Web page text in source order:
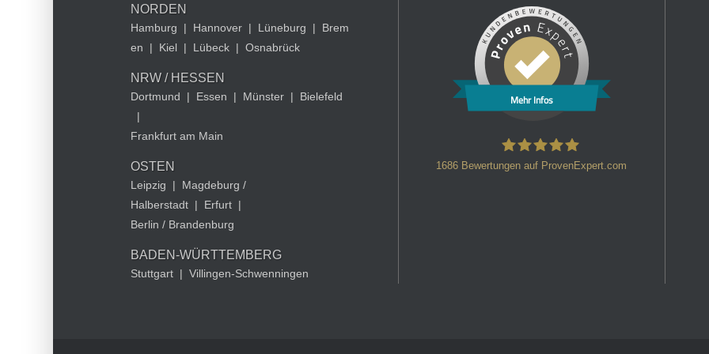
NORDEN
Hamburg | Hannover | Lüneburg |
Brem
en
| Kiel | Lübeck | Osnabrück
NRW / HESSEN
Dortmund | Essen | Münster |
Bielefeld
|
Frankfurt am Main
OSTEN
Leipzig |
Magdeburg /
Halberstadt | Erfurt |
Berlin / Brandenburg
BADEN-WÜRTTEMBERG
Stuttgart | Villingen-Schwenningen
Mehr Infos
1686 Bewertungen auf ProvenExpert.com